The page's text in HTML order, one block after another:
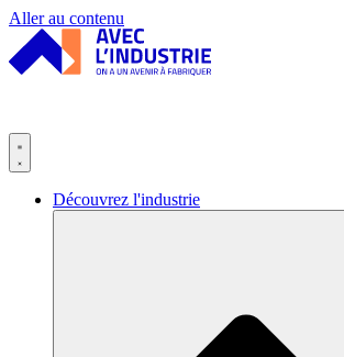
Panneau de gestion des cookies
Aller au contenu
Découvrez l'industrie